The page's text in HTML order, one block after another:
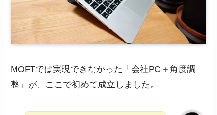
MOFTでは実現できなかった「会社PC＋角度調
整」が、ここで初めて成立しました。